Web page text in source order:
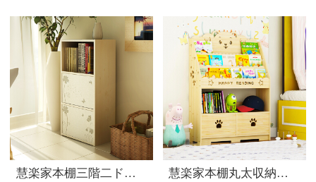
慧楽家本棚三階二ドアプリント収納棚棚棚白楓色11035-1
慧楽家本棚丸太収納棚着地棚書斎本箱収納棚収納棚可愛い熊の二階80幅引き出し棚